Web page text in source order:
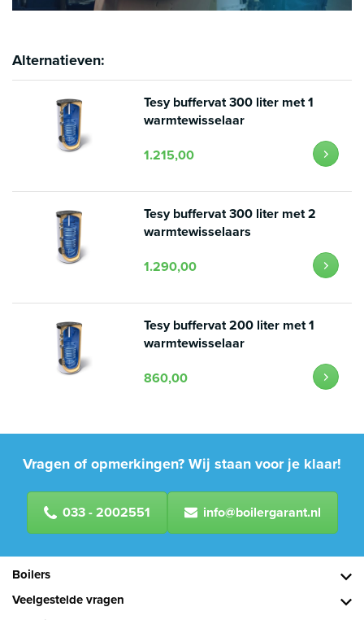
Alternatieven:
Tesy buffervat 300 liter met 1
warmtewisselaar
1.215,00
Tesy buffervat 300 liter met 2
warmtewisselaars
1.290,00
Tesy buffervat 200 liter met 1
warmtewisselaar
860,00
Vragen of opmerkingen? Wij staan voor je klaar!
033 - 2002551 info@boilergarant.nl
Boilers
Veelgestelde vragen